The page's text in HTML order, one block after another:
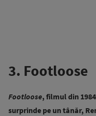
3. Footloose
Footloose, filmul din
surprinde pe un tânăr,